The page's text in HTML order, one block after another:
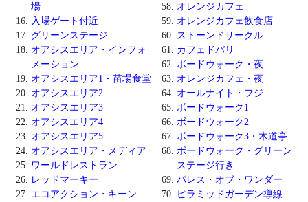
場
入場ゲート付近
グリーンステージ
オアシスエリア・インフォ
メーション
オアシスエリア1・苗場食堂
オアシスエリア2
オアシスエリア3
オアシスエリア4
オアシスエリア5
オアシスエリア・メディア
ワールドレストラン
レッドマーキー
エコアクション・キーン
オレンジカフェ
オレンジカフェ飲食店
ストーンドサークル
カフェドパリ
ボードウォーク・夜
オレンジカフェ・夜
オールナイト・フジ
ボードウォーク1
ボードウォーク2
ボードウォーク3・木道亭
ボードウォーク・グリーン
ステージ行き
パレス・オブ・ワンダー
ピラミッドガーデン導線